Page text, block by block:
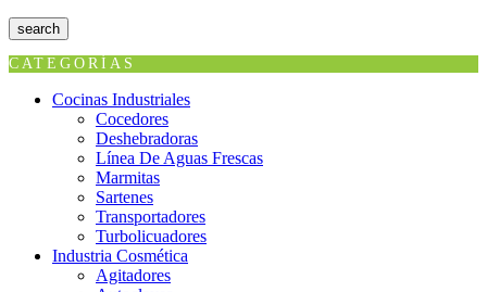
search
CATEGORÍAS
Cocinas Industriales
Cocedores
Deshebradoras
Línea De Aguas Frescas
Marmitas
Sartenes
Transportadores
Turbolicuadores
Industria Cosmética
Agitadores